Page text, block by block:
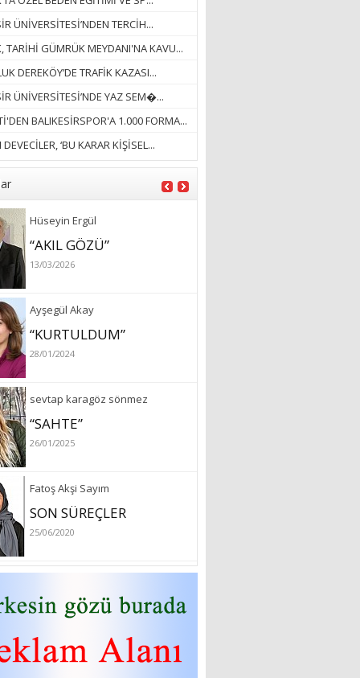
ÜNİVERSİTESİ’NDEN TERCİH...
TARİHİ GÜMRÜK MEYDANI'NA KAVU...
DEREKÖY’DE TRAFİK KAZASI...
ÜNİVERSİTESİ’NDE YAZ SEM�...
BALIKESİRSPOR'A 1.000 FORMA...
‘BU KARAR KİŞİSEL...
İlknur Solmaz Çoban
“DOĞANIN GÜLEÇ
ÖZLERKEN…”
23/11/2025
“Ne çok şey oldu
unutulmaması gereken”
Hüseyin Ergül
“AKIL GÖZÜ”
13/03/2026
Ayşegül Akay
“KURTULDUM”
28/01/2024
sevtap karagöz sönmez
“SAHTE”
26/01/2025
Fatoş Akşi Sayım
SON SÜREÇLER
25/06/2020
özlem arslan
Hydrafacial cilt bakımı
26/07/2022
Sibel Atam